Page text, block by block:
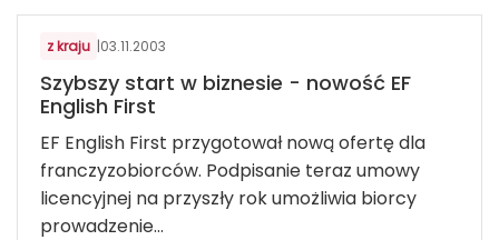
z kraju |03.11.2003
Szybszy start w biznesie - nowość EF
English First
EF English First przygotował nową ofertę dla
franczyzobiorców. Podpisanie teraz umowy
licencyjnej na przyszły rok umożliwia biorcy
prowadzenie...